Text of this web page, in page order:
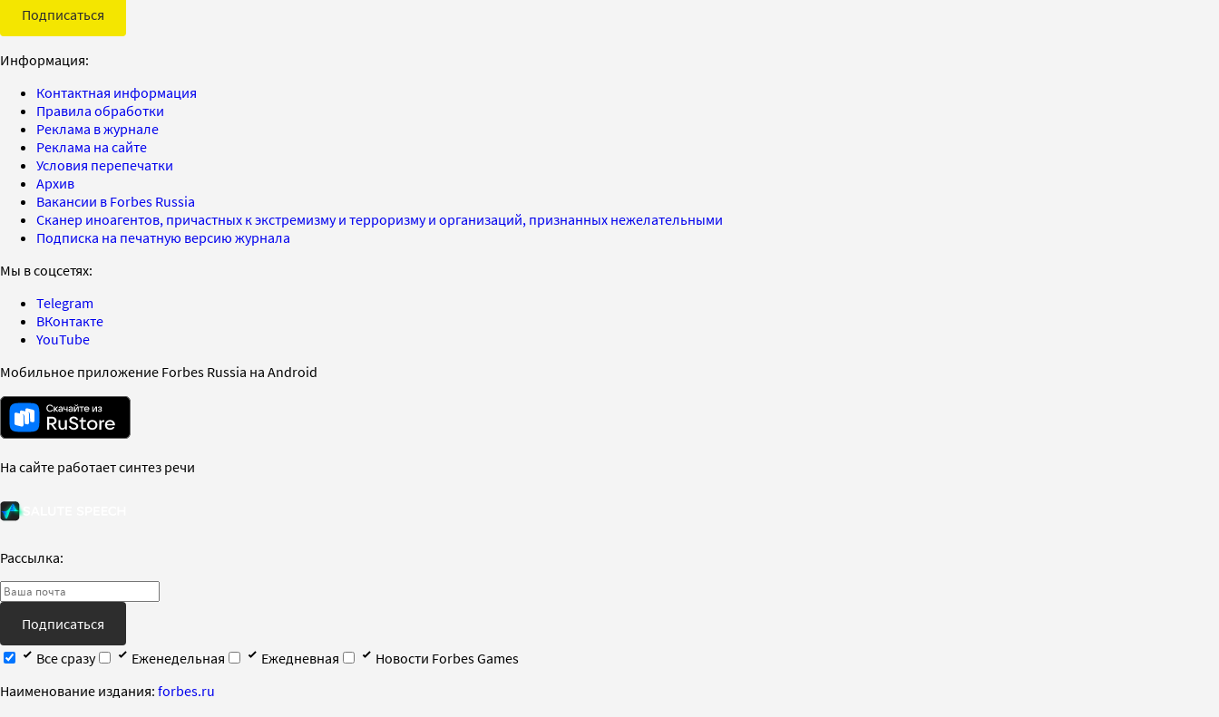
Подписаться
Информация:
Контактная информация
Правила обработки
Реклама в журнале
Реклама на сайте
Условия перепечатки
Архив
Вакансии в Forbes Russia
Сканер иноагентов, причастных к экстремизму и терроризму и организаций, признанных нежелательными
Подписка на печатную версию журнала
Мы в соцсетях:
Telegram
ВКонтакте
YouTube
Мобильное приложение Forbes Russia на Android
На сайте работает синтез речи
Рассылка:
Подписаться
Все сразу
Еженедельная Ежедневная
Новости Forbes Games
Наименование издания: forbes.ru